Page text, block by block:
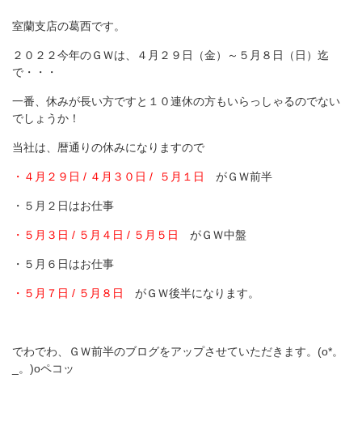
室蘭支店の葛西です。
２０２２今年のＧＷは、４月２９日（金）～５月８日（日）迄
で・・・
一番、休みが長い方ですと１０連休の方もいらっしゃるのでない
でしょうか！
当社は、暦通りの休みになりますので
・４月２９日 / ４月３０日 / ５月１日 がＧＷ前半
・５月２日はお仕事
・５月３日 / ５月４日 / ５月５日 がＧＷ中盤
・５月６日はお仕事
・５月７日 / ５月８日 がＧＷ後半になります。
でわでわ、ＧＷ前半のブログをアップさせていただきます。(o*。
_。)oペコッ